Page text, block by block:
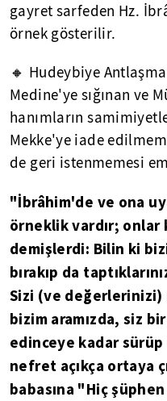
gayret sarfeden Hz.
örnek gösterilir.
🔸 Hudeybiye
Medine'ye sığınan ve
hanımların
Mekke'ye iade
de geri istenmemesi
"İbrâhim'de ve ona
örneklik vardır;
demişlerdi: Bilin ki
bırakıp da
Sizi (ve
bizim aramızda, siz
edinceye kadar
nefret açıkça ortaya
babasına "Hiç